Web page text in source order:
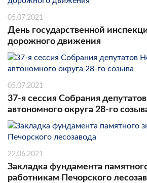
05.07.2021
День государственной
дорожного движения
05.07.2021
37-я сессия Собрания
автономного округа 28-го
22.06.2021
Закладка фундамента
работникам Печорского